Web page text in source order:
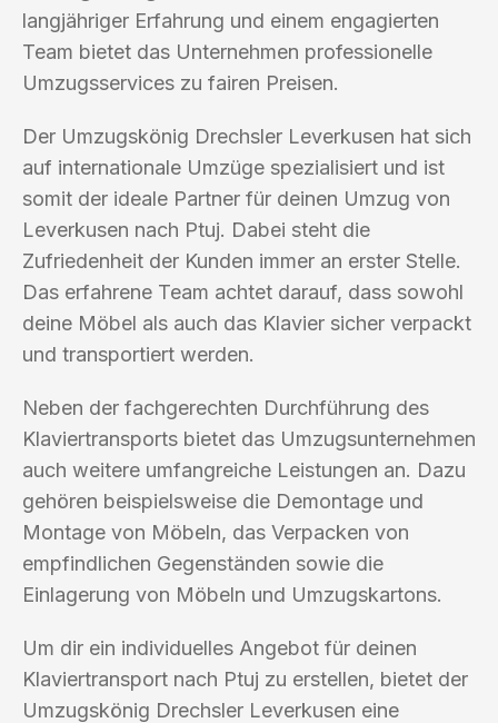
langjähriger Erfahrung und einem engagierten
Team bietet das Unternehmen professionelle
Umzugsservices zu fairen Preisen.
Der Umzugskönig Drechsler Leverkusen hat sich
auf internationale Umzüge spezialisiert und ist
somit der ideale Partner für deinen Umzug von
Leverkusen nach Ptuj. Dabei steht die
Zufriedenheit der Kunden immer an erster Stelle.
Das erfahrene Team achtet darauf, dass sowohl
deine Möbel als auch das Klavier sicher verpackt
und transportiert werden.
Neben der fachgerechten Durchführung des
Klaviertransports bietet das Umzugsunternehmen
auch weitere umfangreiche Leistungen an. Dazu
gehören beispielsweise die Demontage und
Montage von Möbeln, das Verpacken von
empfindlichen Gegenständen sowie die
Einlagerung von Möbeln und Umzugskartons.
Um dir ein individuelles Angebot für deinen
Klaviertransport nach Ptuj zu erstellen, bietet der
Umzugskönig Drechsler Leverkusen eine